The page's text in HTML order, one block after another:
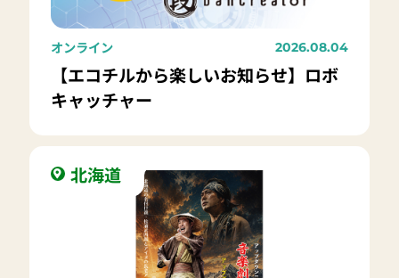
オンライン 2026.08.04
【エコチルから楽しいお知らせ】ロボ
キャッチャー
北海道